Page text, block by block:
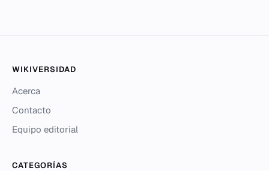
WIKIVERSIDAD
Acerca
Contacto
Equipo editorial
CATEGORÍAS